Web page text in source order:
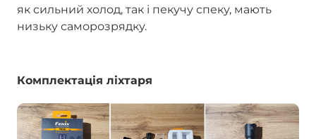
як сильний холод, так і пекучу спеку, мають
низьку саморозрядку.
Комплектація ліхтаря